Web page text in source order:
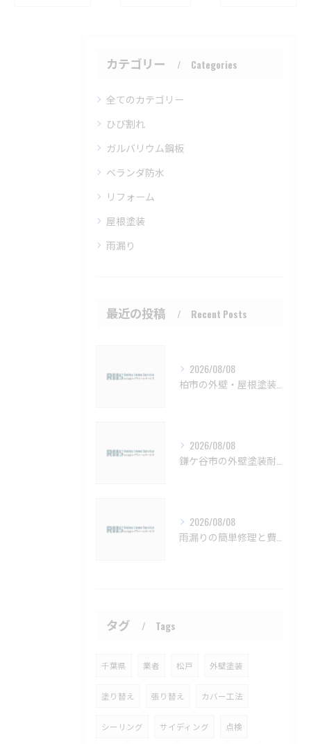
カテゴリー Categories
全てのカテゴリー
ひび割れ
ガルバリウム鋼板
ベランダ防水
リフォーム
屋根塗装
雨漏り
最近の投稿 Recent Posts
2026/08/08
2026/08/08
2026/08/08
タグ Tags
千葉県 業者 松戸 外壁塗装
塗り替え 張り替え カバー工法
シーリング サイディング 点検